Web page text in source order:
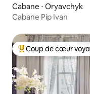
Cabane ⋅ Oryavchyk
Cabane Pip Ivan
Coups de cœur
Coup de cœur